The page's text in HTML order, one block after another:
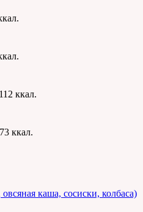
ккал.
ккал.
каша, сосиски, колбаса)